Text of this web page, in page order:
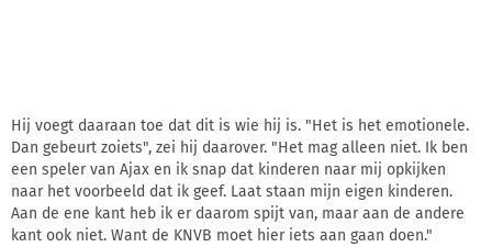
Hij voegt daaraan toe dat dit is wie hij is. "Het is het emotionele.
Dan gebeurt zoiets", zei hij daarover. "Het mag alleen niet. Ik ben
een speler van Ajax en ik snap dat kinderen naar mij opkijken
naar het voorbeeld dat ik geef. Laat staan mijn eigen kinderen.
Aan de ene kant heb ik er daarom spijt van, maar aan de andere
kant ook niet. Want de KNVB moet hier iets aan gaan doen."